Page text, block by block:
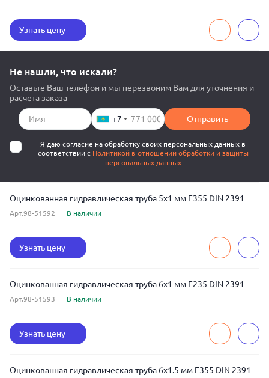
Узнать цену
Не нашли, что искали?
Оставьте Ваш телефон и мы перезвоним Вам для уточнения и
расчета заказа
+7 Отправить
Я даю согласие на обработку своих персональных данных в
соответствии с Политикой в отношении обработки и защиты
персональных данных
Оцинкованная гидравлическая труба 5x1 мм E355 DIN 2391
Арт.98-51592 В наличии
Узнать цену
Оцинкованная гидравлическая труба 6x1 мм E235 DIN 2391
Арт.98-51593 В наличии
Узнать цену
Оцинкованная гидравлическая труба 6x1.5 мм E355 DIN 2391